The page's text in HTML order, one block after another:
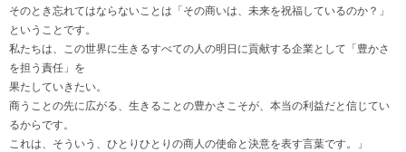
そのとき忘れてはならないことは「その商いは、未来を祝福しているのか？」
ということです。
私たちは、この世界に生きるすべての人の明日に貢献する企業として「豊かさ
を担う責任」を
果たしていきたい。
商うことの先に広がる、生きることの豊かさこそが、本当の利益だと信じてい
るからです。
これは、そういう、ひとりひとりの商人の使命と決意を表す言葉です。」